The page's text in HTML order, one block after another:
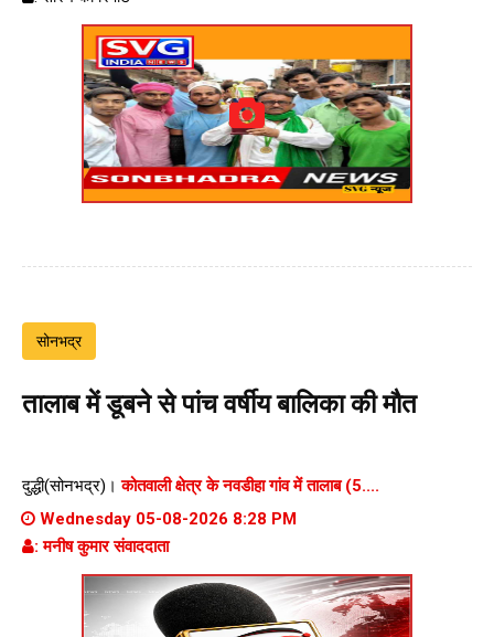
सोनभद्र
तालाब में डूबने से पांच वर्षीय बालिका की मौत
दुद्धी(सोनभद्र)।कोतवाली क्षेत्र के नवडीहा गांव में तालाब (5....
Wednesday 05-08-2026 8:28 PM
: मनीष कुमार संवाददाता